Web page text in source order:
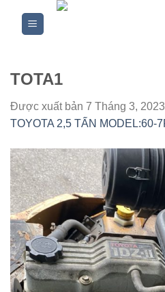
TOTA1
Được xuất bản 7 Tháng 3, 2023
TOYOTA 2,5 TẤN MODEL:60-